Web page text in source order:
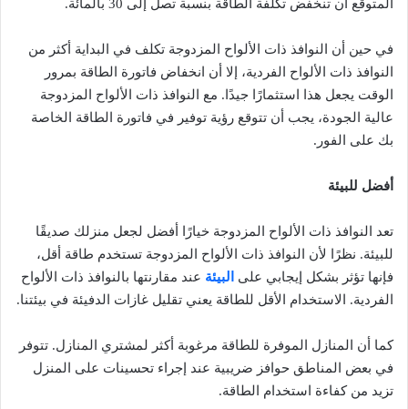
المتوقع أن تنخفض تكلفة الطاقة بنسبة تصل إلى 30 بالمائة.
في حين أن النوافذ ذات الألواح المزدوجة تكلف في البداية أكثر من
النوافذ ذات الألواح الفردية، إلا أن انخفاض فاتورة الطاقة بمرور
الوقت يجعل هذا استثمارًا جيدًا. مع النوافذ ذات الألواح المزدوجة
عالية الجودة، يجب أن تتوقع رؤية توفير في فاتورة الطاقة الخاصة
بك على الفور.
أفضل للبيئة
تعد النوافذ ذات الألواح المزدوجة خيارًا أفضل لجعل منزلك صديقًا
للبيئة. نظرًا لأن النوافذ ذات الألواح المزدوجة تستخدم طاقة أقل،
فإنها تؤثر بشكل إيجابي على
البيئة عند مقارنتها بالنوافذ ذات الألواح
الفردية. الاستخدام الأقل للطاقة يعني تقليل غازات الدفيئة في بيئتنا.
كما أن المنازل الموفرة للطاقة مرغوبة أكثر لمشتري المنازل. تتوفر
في بعض المناطق حوافز ضريبية عند إجراء تحسينات على المنزل
تزيد من كفاءة استخدام الطاقة.